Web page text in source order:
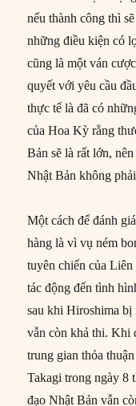
nếu thành công thì
những điều kiện có
cũng là một ván
quyết với yêu cầu
thực tế là đã có
của Hoa Kỳ rằng
Bản sẽ là rất lớn,
Nhật Bản không
Một cách để đánh
hàng là vì vụ ném
tuyên chiến của
tác động đến tình
sau khi Hiroshima bị
vẫn còn khả thi. Khi
trung gian thỏa
Takagi trong ngày 8
đạo Nhật Bản vẫn